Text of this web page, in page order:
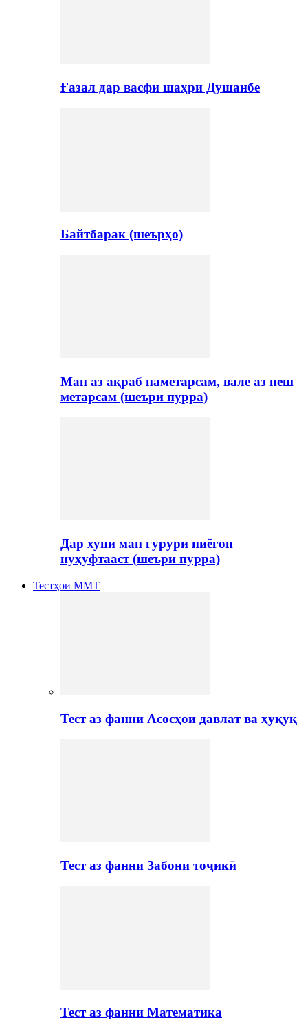
Ғазал дар васфи шаҳри Душанбе
Байтбарак (шеърҳо)
Ман аз ақраб наметарсам, вале аз неш
метарсам (шеъри пурра)
Дар хуни ман ғурури ниёгон
нуҳуфтааст (шеъри пурра)
Тестҳои ММТ
Тест аз фанни Асосҳои давлат ва ҳуқуқ
Тест аз фанни Забони тоҷикӣ
Тест аз фанни Математика